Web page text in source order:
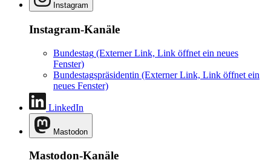
Instagram
Instagram-Kanäle
Bundestag (Externer Link, Link öffnet ein neues
Fenster)
Bundestagspräsidentin (Externer Link, Link öffnet ein
neues Fenster)
LinkedIn
Mastodon
Mastodon-Kanäle